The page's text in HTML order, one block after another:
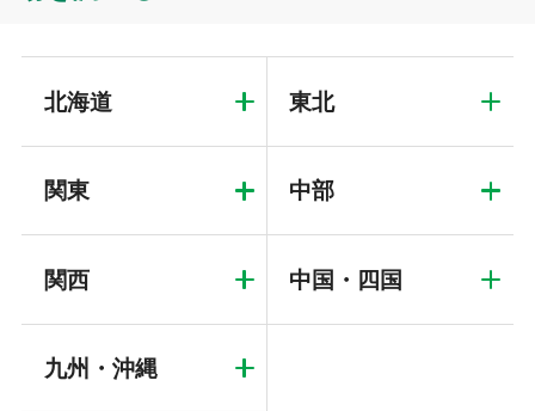
北海道 東北
関東 中部
関西 中国・四国
九州・沖縄